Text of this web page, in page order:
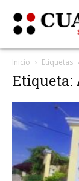
Inicio Etiquetas
Etiqueta: